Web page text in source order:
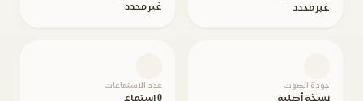
غير محدد غير محدد
جودة الصوت
نسخة أصلية
عدد الاستماعات
0 استماع